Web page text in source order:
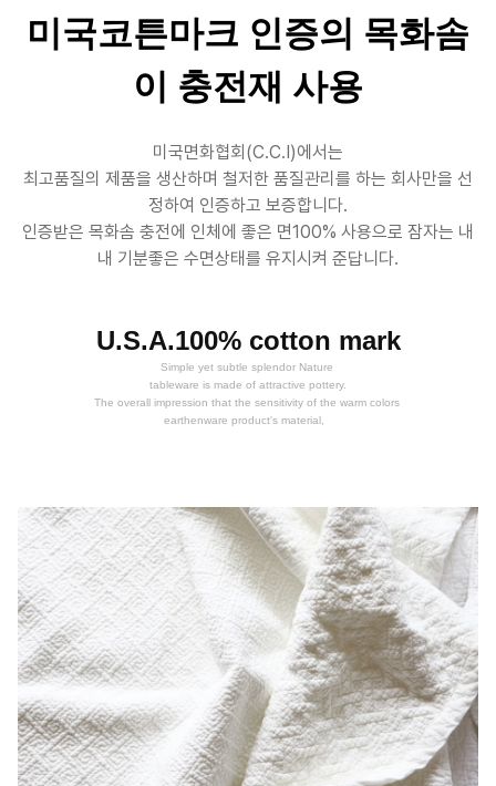
미국코튼마크 인증의 목화솜
이 충전재 사용
미국면화협회(C.C.I)에서는
최고품질의 제품을 생산하며 철저한 품질관리를 하는 회사만을 선
정하여 인증하고 보증합니다.
인증받은 목화솜 충전에 인체에 좋은 면100% 사용으로 잠자는 내
내 기분좋은 수면상태를 유지시켜 준답니다.
U.S.A.100% cotton mark
Simple yet subtle splendor Nature
tableware is made of attractive pottery.
The overall impression that the sensitivity of the warm colors
earthenware product's material,